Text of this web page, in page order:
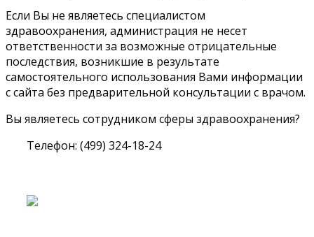
Если Вы не являетесь специалистом
здравоохранения, администрация не несет
ответственности за возможные отрицательные
последствия, возникшие в результате
самостоятельного использования Вами информации
с сайта без предварительной консультации с врачом.
Вы являетесь сотрудником сферы здравоохранения?
Телефон: (499) 324-18-24